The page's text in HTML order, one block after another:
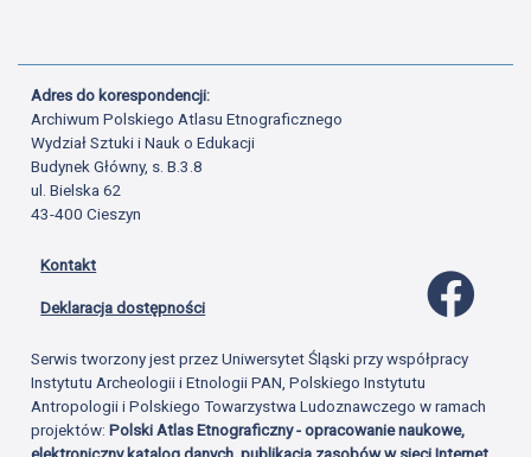
Adres do korespondencji:
Archiwum Polskiego Atlasu Etnograficznego
Wydział Sztuki i Nauk o Edukacji
Budynek Główny, s. B.3.8
ul. Bielska 62
43-400 Cieszyn
Kontakt
Deklaracja dostępności
Serwis tworzony jest przez Uniwersytet Śląski przy współpracy
Instytutu Archeologii i Etnologii PAN, Polskiego Instytutu
Antropologii i Polskiego Towarzystwa Ludoznawczego w ramach
projektów:Polski Atlas Etnograficzny - opracowanie naukowe,
elektroniczny katalog danych, publikacja zasobów w sieci Internet,